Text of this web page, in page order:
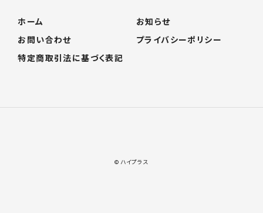
ホーム
お知らせ
お問い合わせ
プライバシーポリシー
特定商取引法に基づく表記
© ハイプラス